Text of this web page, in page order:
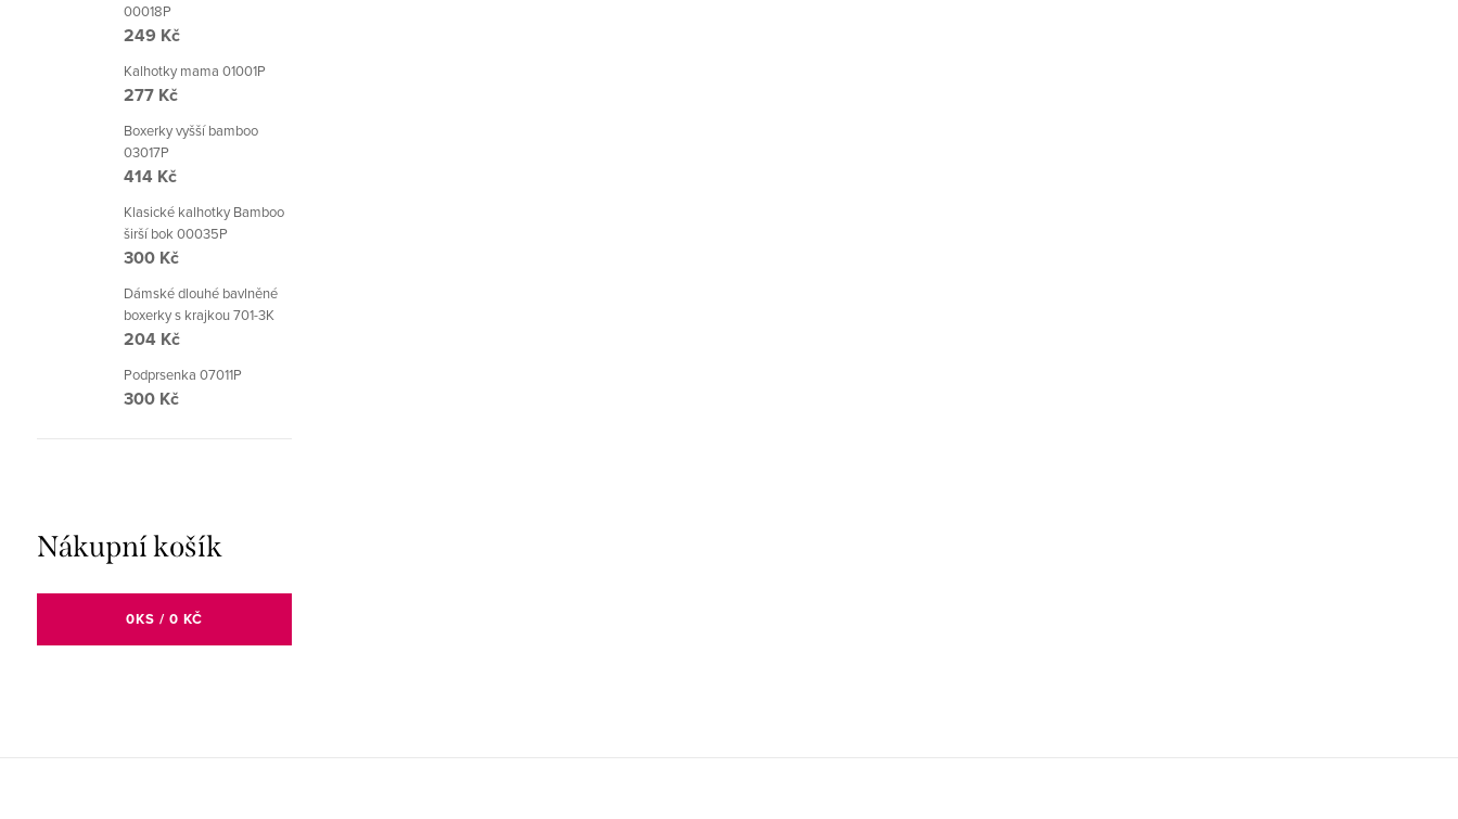
00018P
249 Kč
Kalhotky mama 01001P
277 Kč
Boxerky vyšší bamboo
03017P
414 Kč
Klasické kalhotky Bamboo
širší bok 00035P
300 Kč
Dámské dlouhé bavlněné
boxerky s krajkou 701-3K
204 Kč
Podprsenka 07011P
300 Kč
Nákupní košík
0KS / 0 KČ